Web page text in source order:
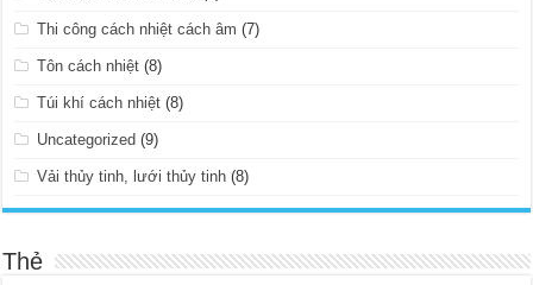
Thi công cách nhiệt cách âm (7)
Tôn cách nhiệt (8)
Túi khí cách nhiệt (8)
Uncategorized (9)
Vải thủy tinh, lưới thủy tinh (8)
Thẻ